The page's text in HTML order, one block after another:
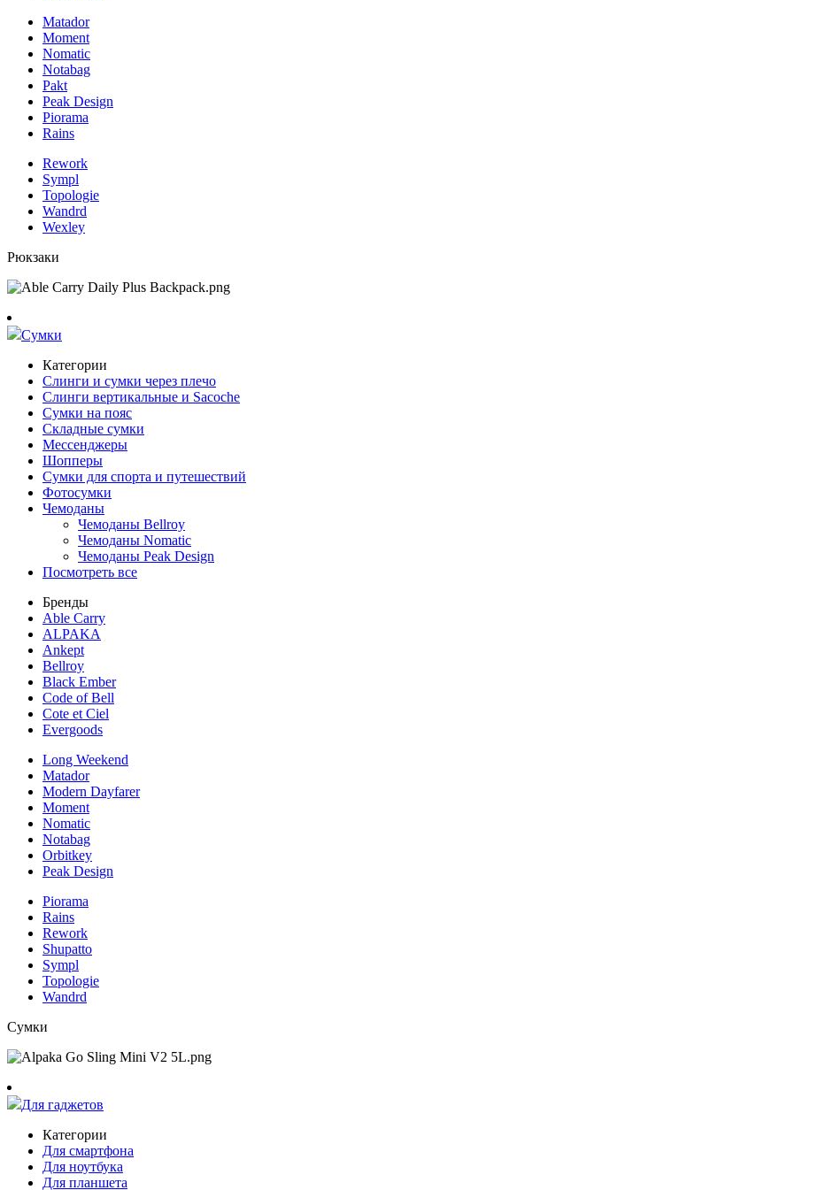
Matador
Moment
Nomatic
Notabag
Pakt
Peak Design
Piorama
Rains
Rework
Sympl
Topologie
Wandrd
Wexley
Рюкзаки
Сумки
Категории
Слинги и сумки через плечо
Слинги вертикальные и Sacoche
Сумки на пояс
Складные сумки
Мессенджеры
Шопперы
Сумки для спорта и путешествий
Фотосумки
Чемоданы
Чемоданы Bellroy
Чемоданы Nomatic
Чемоданы Peak Design
Посмотреть все
Бренды
Able Carry
ALPAKA
Ankept
Bellroy
Black Ember
Code of Bell
Cote et Ciel
Evergoods
Long Weekend
Matador
Modern Dayfarer
Moment
Nomatic
Notabag
Orbitkey
Peak Design
Piorama
Rains
Rework
Shupatto
Sympl
Topologie
Wandrd
Сумки
Для гаджетов
Категории
Для смартфона
Для ноутбука
Для планшета